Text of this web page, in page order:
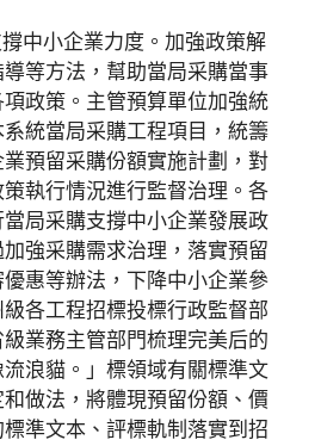
中小企業力度。加強政策解
等方法，幫助當局采購當事
政策。主管預算單位加強統
統當局采購工程項目，統籌
預留采購份額實施計劃，對
執行情況進行監督治理。各
局采購支撐中小企業發展政
強采購需求治理，落實預留
惠等辦法，下降中小企業參
各工程招標投標行政監督部
業務主管部門梳理完美后的
浪貓。」標領域有關標準文
做法，將體現預留份額、價
準文本、評標軌制落實到招